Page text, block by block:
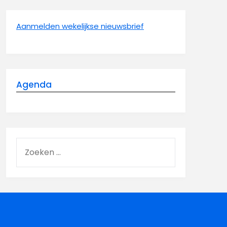
Aanmelden wekelijkse nieuwsbrief
Agenda